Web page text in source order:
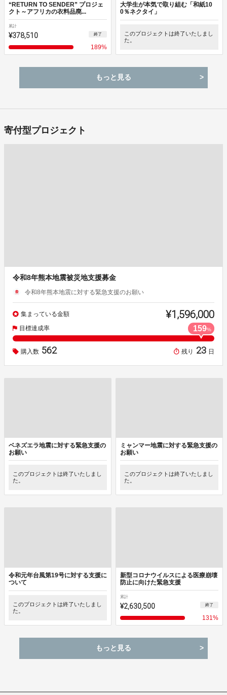
“RETURN TO SENDER” プロジェ
クト​～アフリカの衣料品廃...
累計
¥378,510 終了
189%
大学生が本気で取り組む「和紙10
0％ネクタイ」
このプロジェクトは終了いたしまし
た。
もっと見る
寄付型プロジェクト
令和8年熊本地震被災地支援募金
令和8年熊本地震に対する緊急支援のお願い
集まっている金額 ¥1,596,000
目標達成率 159%
購入数 562 残り 23 日
ベネズエラ地震に対する緊急支援の
お願い
このプロジェクトは終了いたしまし
た。
ミャンマー地震に対する緊急支援の
お願い
このプロジェクトは終了いたしまし
た。
令和元年台風第19号に対する支援に
ついて
このプロジェクトは終了いたしまし
た。
新型コロナウイルスによる医療崩壊
防止に向けた緊急支援
累計
¥2,630,500 終了
131%
もっと見る